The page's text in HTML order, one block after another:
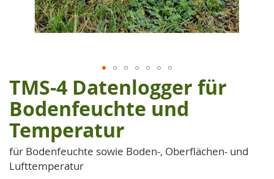
Zum
Anfang
der
Bildgalerie
springen
TMS-4 Datenlogger für
Bodenfeuchte und
Temperatur
für Bodenfeuchte sowie Boden-, Oberflächen- und
Lufttemperatur